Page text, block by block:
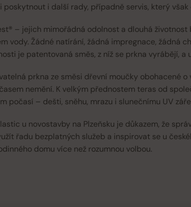
poskytnout i další rady, případně servis, který
– jejich mimořádná odolnost a dlouhá
vody. Žádné natírání, žádná impregnace, žádná
je patentovaná směs, z níž se prkna vyrábějí,
prkna ze směsi dřevní moučky obohacené
nemění. K velkým přednostem teras od
počasí – dešti, sněhu, mrazu i slunečnímu UV
u novostavby na Plzeňsku je důkazem, že
řadu bezplatných služeb a inspirovat se u
domu více než rozumnou volbou.